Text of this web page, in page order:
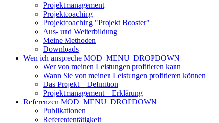
Projektmanagement
Projektcoaching
Projektcoaching "Projekt Booster"
Aus- und Weiterbildung
Meine Methoden
Downloads
Wen ich anspreche MOD_MENU_DROPDOWN
Wer von meinen Leistungen profitieren kann
Wann Sie von meinen Leistungen profitieren können
Das Projekt – Definition
Projektmanagement – Erklärung
Referenzen MOD_MENU_DROPDOWN
Publikationen
Referententätigkeit